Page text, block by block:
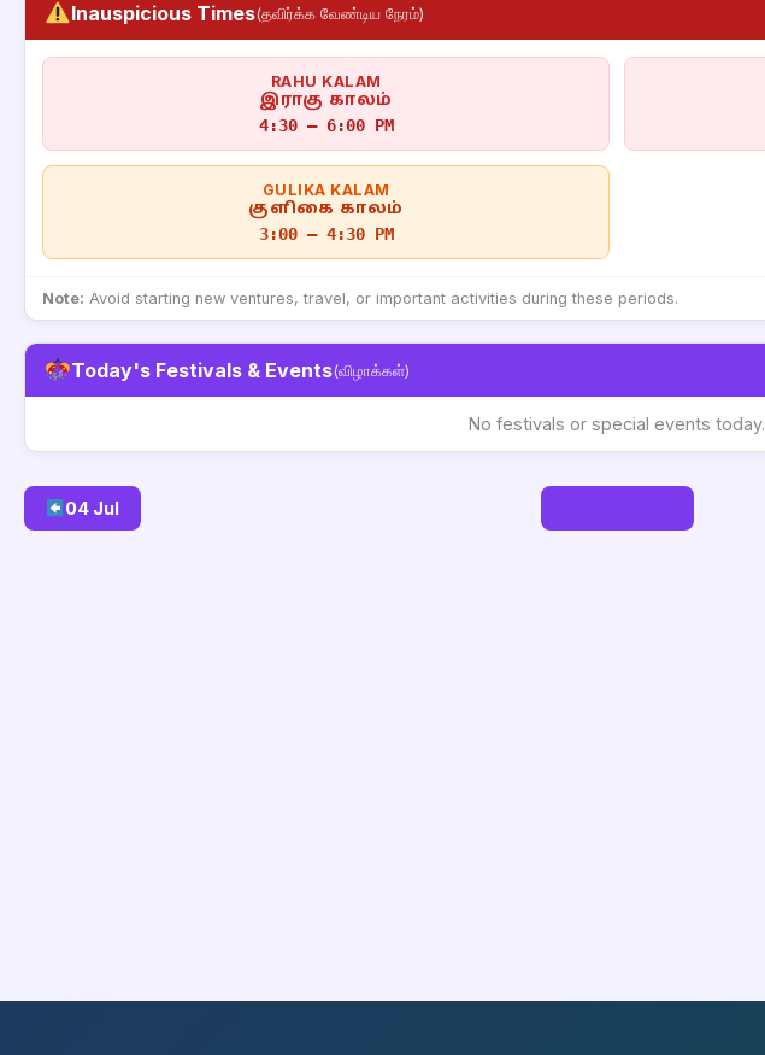
Inauspicious Times(தவிர்க்க வேண்டிய நேரம்)
RAHU KALAM
இராகு காலம்
4:30 – 6:00 PM
GULIKA KALAM
குளிகை காலம்
3:00 – 4:30 PM
Note: Avoid starting new ventures, travel, or important activities during these periods.
Today's Festivals & Events(விழாக்கள்)
No festivals or special events today.
04 Jul